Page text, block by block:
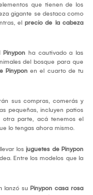
que tienen de los
gigante se destaca como
el precio de la cabeza
ha cautivado a las
del bosque para que
Pinypon en el cuarto de tu
sus compras, comerás y
pequeñas, incluyen patios
otra parte, acá tenemos el
lo tengas ahora mismo.
los juguetes de Pinypon
Entre los modelos que la
lanzó su Pinypon casa rosa